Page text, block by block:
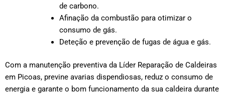
de carbono.
Afinação da combustão para otimizar o
consumo de gás.
Deteção e prevenção de fugas de água e gás.
Com a manutenção preventiva da Líder Reparação de Caldeiras
em Picoas, previne avarias dispendiosas, reduz o consumo de
energia e garante o bom funcionamento da sua caldeira durante